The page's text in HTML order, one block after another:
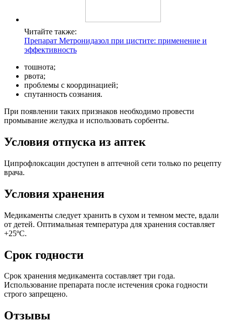
Читайте также:
Препарат Метронидазол при цистите: применение и
эффективность
тошнота;
рвота;
проблемы с координацией;
спутанность сознания.
При появлении таких признаков необходимо провести
промывание желудка и использовать сорбенты.
Условия отпуска из аптек
Ципрофлоксацин доступен в аптечной сети только по рецепту
врача.
Условия хранения
Медикаменты следует хранить в сухом и темном месте, вдали
от детей. Оптимальная температура для хранения составляет
+25ºC.
Срок годности
Срок хранения медикамента составляет три года.
Использование препарата после истечения срока годности
строго запрещено.
Отзывы